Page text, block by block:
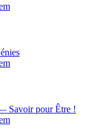
Savoir pour Être !